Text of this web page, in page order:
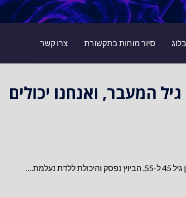
בלוג סיור מוחות בתקשורת צרו קשר
המעבר, ואנחנו יכולים